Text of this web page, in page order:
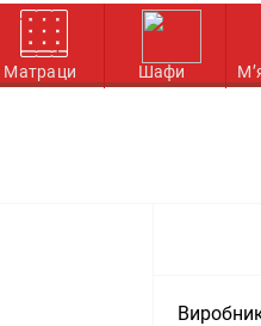
Матраци Шафи